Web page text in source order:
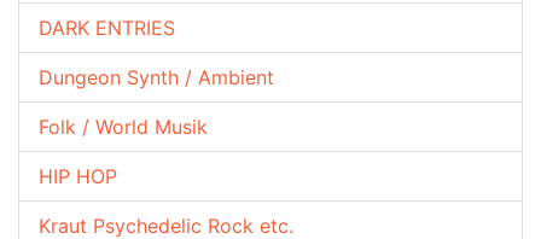
DARK ENTRIES
Dungeon Synth / Ambient
Folk / World Musik
HIP HOP
Kraut Psychedelic Rock etc.